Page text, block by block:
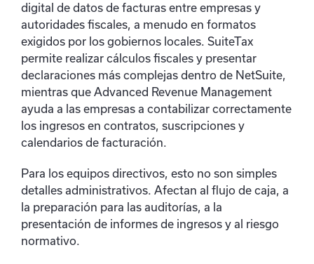
digital de datos de facturas entre empresas y
autoridades fiscales, a menudo en formatos
exigidos por los gobiernos locales. SuiteTax
permite realizar cálculos fiscales y presentar
declaraciones más complejas dentro de NetSuite,
mientras que Advanced Revenue Management
ayuda a las empresas a contabilizar correctamente
los ingresos en contratos, suscripciones y
calendarios de facturación.
Para los equipos directivos, esto no son simples
detalles administrativos. Afectan al flujo de caja, a
la preparación para las auditorías, a la
presentación de informes de ingresos y al riesgo
normativo.